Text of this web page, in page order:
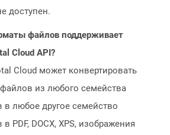
доступен.
файлов поддерживает
Cloud API?
Cloud может конвертировать
из любого семейства
в любое другое семейство
в PDF, DOCX, XPS, изображения